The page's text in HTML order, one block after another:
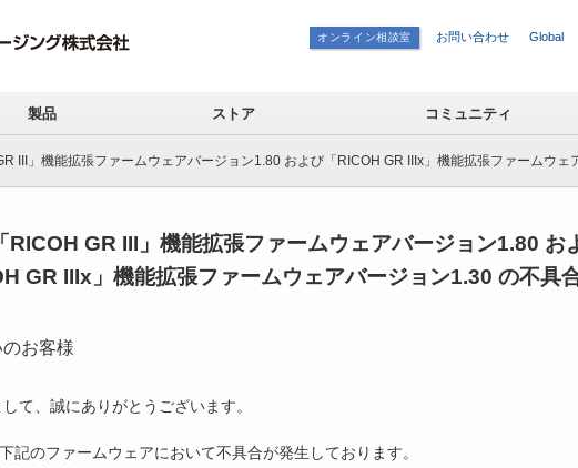
オンライン相談室 お問い合わせ Global
製品 ストア コミュニティ
III」機能拡張ファームウェアバージョン1.80 および「RICOH GR IIIx」機能拡張ファームウ
「RICOH GR III」機能拡張ファームウェアバージョン1.80 お
GR IIIx」機能拡張ファームウェアバージョン1.30 の不具
お客様
て、誠にありがとうございます。
記のファームウェアにおいて不具合が発生しております。